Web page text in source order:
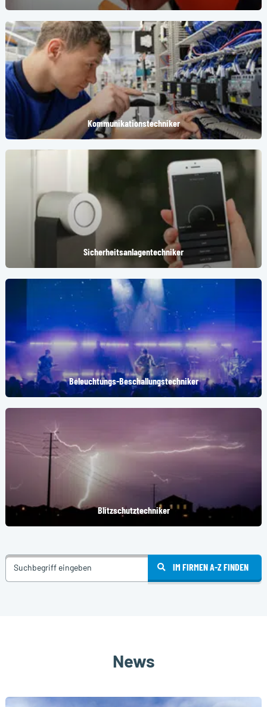
Kommunikationstechniker
(Öffnet in einem neuen Tab oder Fenster)
Sicherheitsanlagentechniker
(Öffnet in einem neuen Tab oder Fenster)
Beleuchtungs-Beschallungstechniker
(Öffnet in einem neuen Tab oder Fenster)
Blitzschutztechniker
IM FIRMEN A-Z FINDEN
News